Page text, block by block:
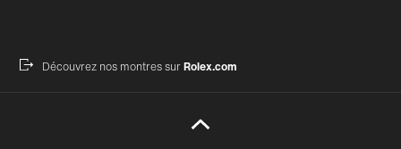
Découvrez nos montres surRolex.com